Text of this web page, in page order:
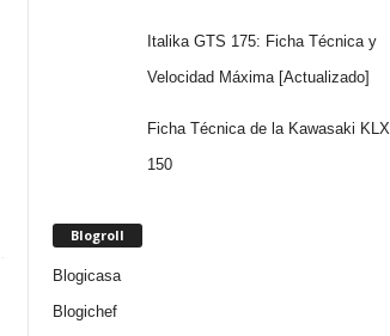
Italika GTS 175: Ficha Técnica y
Velocidad Máxima [Actualizado]
Ficha Técnica de la Kawasaki KLX
150
Blogroll
Blogicasa
Blogichef